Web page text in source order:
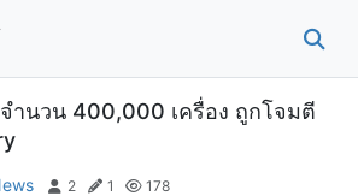
จำนวน 400,000 เครื่อง ถูกโจมตี
2 1 178